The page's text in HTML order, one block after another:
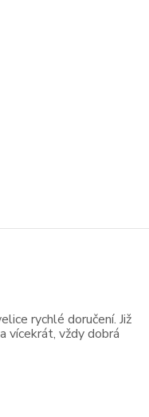
rychlé doručení. Již
vícekrát, vždy dobrá